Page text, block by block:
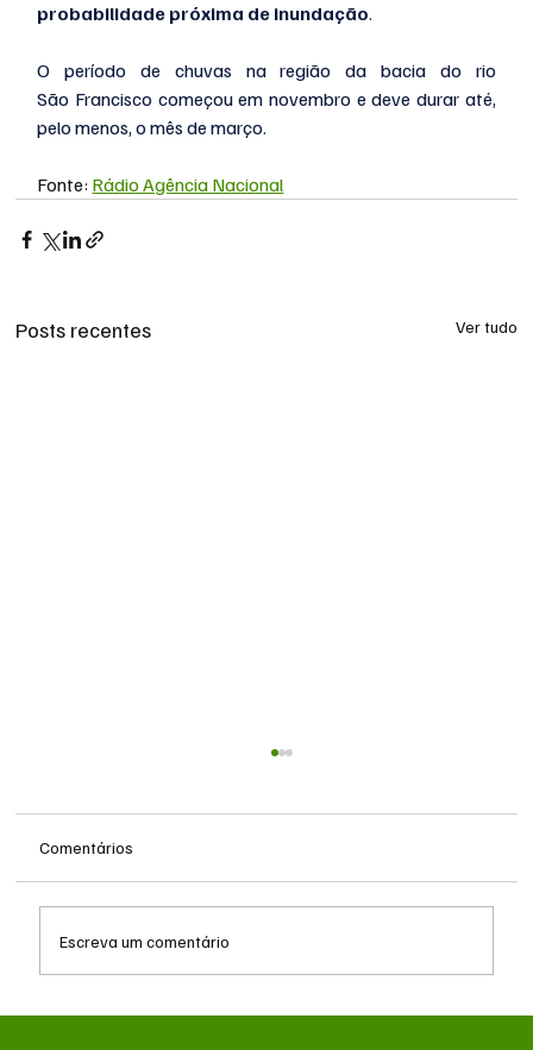
probabilidade próxima de inundação.
O período de chuvas na região da bacia do rio
São Francisco começou em novembro e deve durar até,
pelo menos, o mês de março.
Fonte: Rádio Agência Nacional
Posts recentes Ver tudo
Comentários
Escreva um comentário